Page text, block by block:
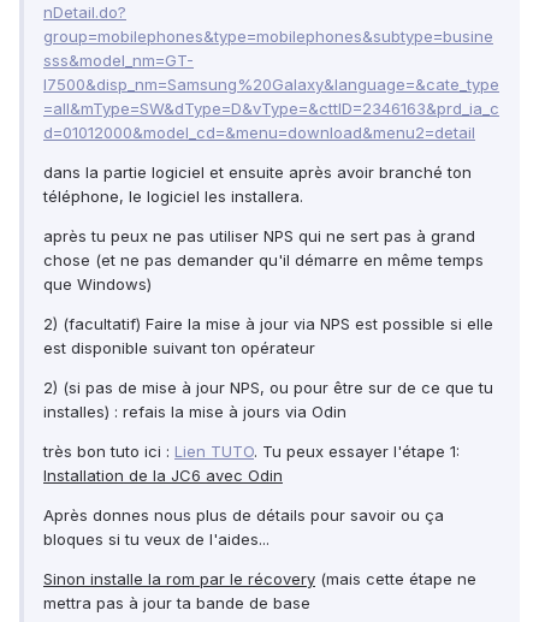
nDetail.do?
group=mobilephones&type=mobilephones&subtype=busine
sss&model_nm=GT-
I7500&disp_nm=Samsung%20Galaxy&language=&cate_type
=all&mType=SW&dType=D&vType=&cttID=2346163&prd_ia_c
d=01012000&model_cd=&menu=download&menu2=detail
dans la partie logiciel et ensuite après avoir branché ton
téléphone, le logiciel les installera.
après tu peux ne pas utiliser NPS qui ne sert pas à grand
chose (et ne pas demander qu'il démarre en même temps
que Windows)
2) (facultatif) Faire la mise à jour via NPS est possible si elle
est disponible suivant ton opérateur
2) (si pas de mise à jour NPS, ou pour être sur de ce que tu
installes) : refais la mise à jours via Odin
très bon tuto ici : Lien TUTO. Tu peux essayer l'étape 1:
Installation de la JC6 avec Odin
Après donnes nous plus de détails pour savoir ou ça
bloques si tu veux de l'aides...
Sinon installe la rom par le récovery (mais cette étape ne
mettra pas à jour ta bande de base